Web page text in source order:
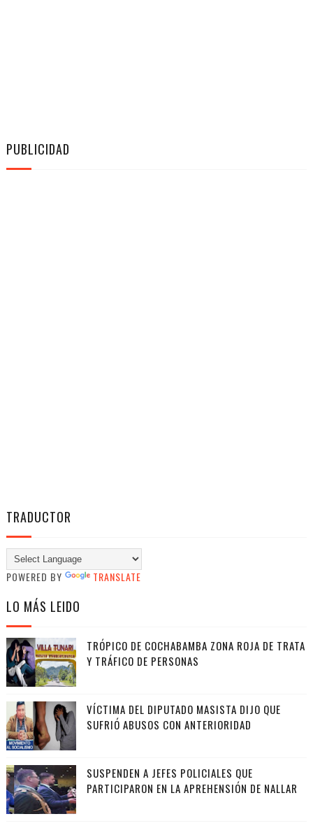
PUBLICIDAD
TRADUCTOR
POWERED BY TRANSLATE
LO MÁS LEIDO
TRÓPICO DE COCHABAMBA ZONA ROJA DE TRATA
Y TRÁFICO DE PERSONAS
VÍCTIMA DEL DIPUTADO MASISTA DIJO QUE
SUFRIÓ ABUSOS CON ANTERIORIDAD
SUSPENDEN A JEFES POLICIALES QUE
PARTICIPARON EN LA APREHENSIÓN DE NALLAR